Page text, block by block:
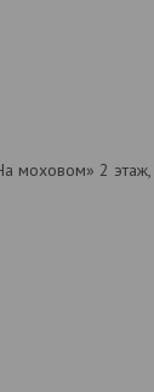
моховом» 2 этаж,